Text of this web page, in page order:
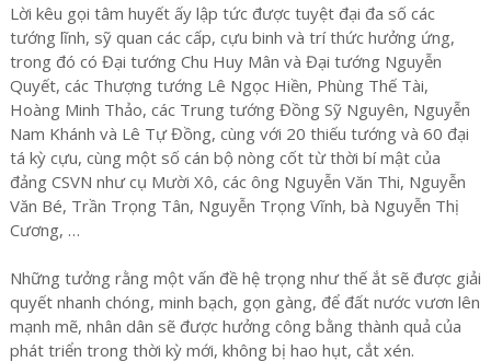
Lời kêu gọi tâm huyết ấy lập tức được tuyệt đại đa số các
tướng lĩnh, sỹ quan các cấp, cựu binh và trí thức hưởng ứng,
trong đó có Đại tướng Chu Huy Mân và Đại tướng Nguyễn
Quyết, các Thượng tướng Lê Ngọc Hiền, Phùng Thế Tài,
Hoàng Minh Thảo, các Trung tướng Đồng Sỹ Nguyên, Nguyễn
Nam Khánh và Lê Tự Đồng, cùng với 20 thiếu tướng và 60 đại
tá kỳ cựu, cùng một số cán bộ nòng cốt từ thời bí mật của
đảng CSVN như cụ Mười Xô, các ông Nguyễn Văn Thi, Nguyễn
Văn Bé, Trần Trọng Tân, Nguyễn Trọng Vĩnh, bà Nguyễn Thị
Cương, …
Những tưởng rằng một vấn đề hệ trọng như thế ắt sẽ được giải
quyết nhanh chóng, minh bạch, gọn gàng, để đất nước vươn lên
mạnh mẽ, nhân dân sẽ được hưởng công bằng thành quả của
phát triển trong thời kỳ mới, không bị hao hụt, cắt xén.